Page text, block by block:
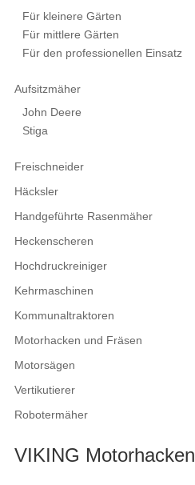
Für kleinere Gärten
Für mittlere Gärten
Für den professionellen Einsatz
Aufsitzmäher
John Deere
Stiga
Freischneider
Häcksler
Handgeführte Rasenmäher
Heckenscheren
Hochdruckreiniger
Kehrmaschinen
Kommunaltraktoren
Motorhacken und Fräsen
Motorsägen
Vertikutierer
Robotermäher
VIKING Motorhacken